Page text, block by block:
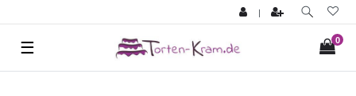
|
0
☰